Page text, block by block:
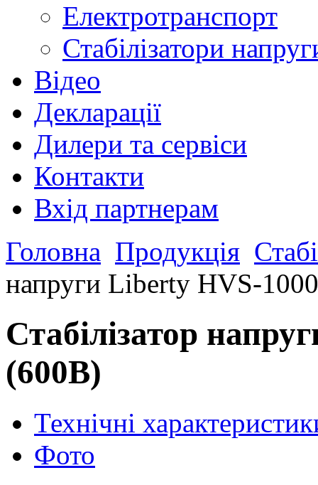
Електротранспорт
Стабілізатори
Відео
Декларації
Дилери та сервіси
Контакти
Вхід партнерам
Головна Продукція
напруги Liberty HVS-
Стабілізатор
(600B)
Технічні
Фото